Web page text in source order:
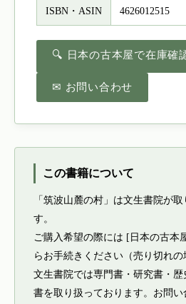
ISBN・ASIN 4626012515
🔍 日本の古本屋で在庫確
✉ お問い合わせ
この書籍について
「筑波山麓の村」は文生書院が
す。
ご購入希望の際には [日本の古本
らお手続きください（売り切れの
文生書院では専門書・研究書・
書を取り扱っております。お問い